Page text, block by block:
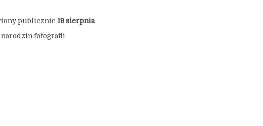
publicznie 19 sierpnia
fotografii.